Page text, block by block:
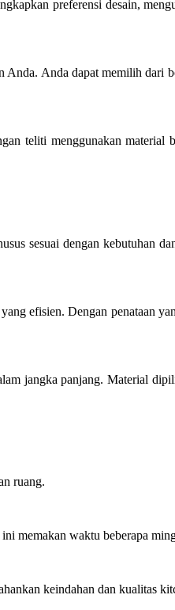
preferensi desain,
Anda. Anda dapat memilih dari
teliti menggunakan material
sesuai dengan kebutuhan
efisien. Dengan penataan
jangka panjang. Material
ruang.
memakan waktu beberapa
keindahan dan kualitas